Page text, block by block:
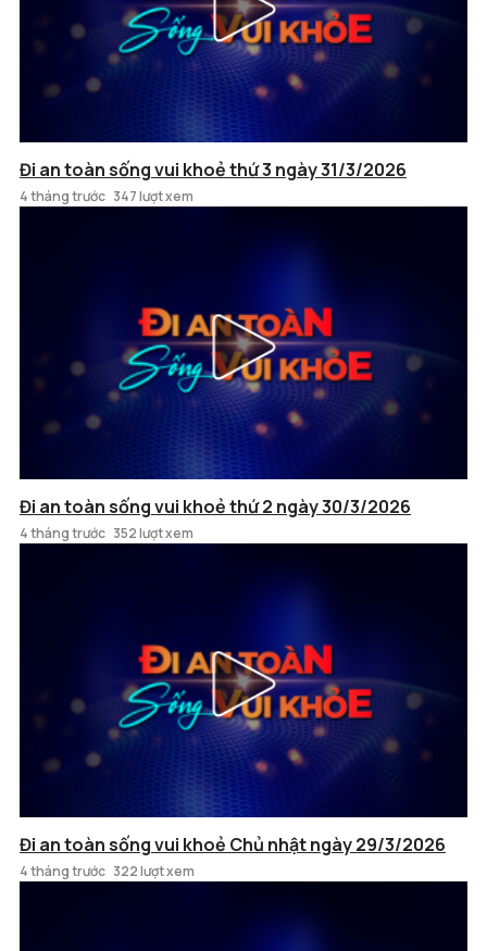
Đi an toàn sống vui khoẻ thứ 3 ngày 31/3/2026
4 tháng trước 347 lượt xem
Đi an toàn sống vui khoẻ thứ 2 ngày 30/3/2026
4 tháng trước 352 lượt xem
Đi an toàn sống vui khoẻ Chủ nhật ngày 29/3/2026
4 tháng trước 322 lượt xem